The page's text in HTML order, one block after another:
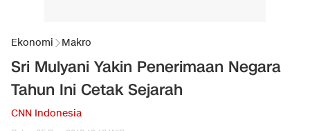
Ekonomi Makro
Sri Mulyani Yakin Penerimaan Negara
Tahun Ini Cetak Sejarah
CNN Indonesia